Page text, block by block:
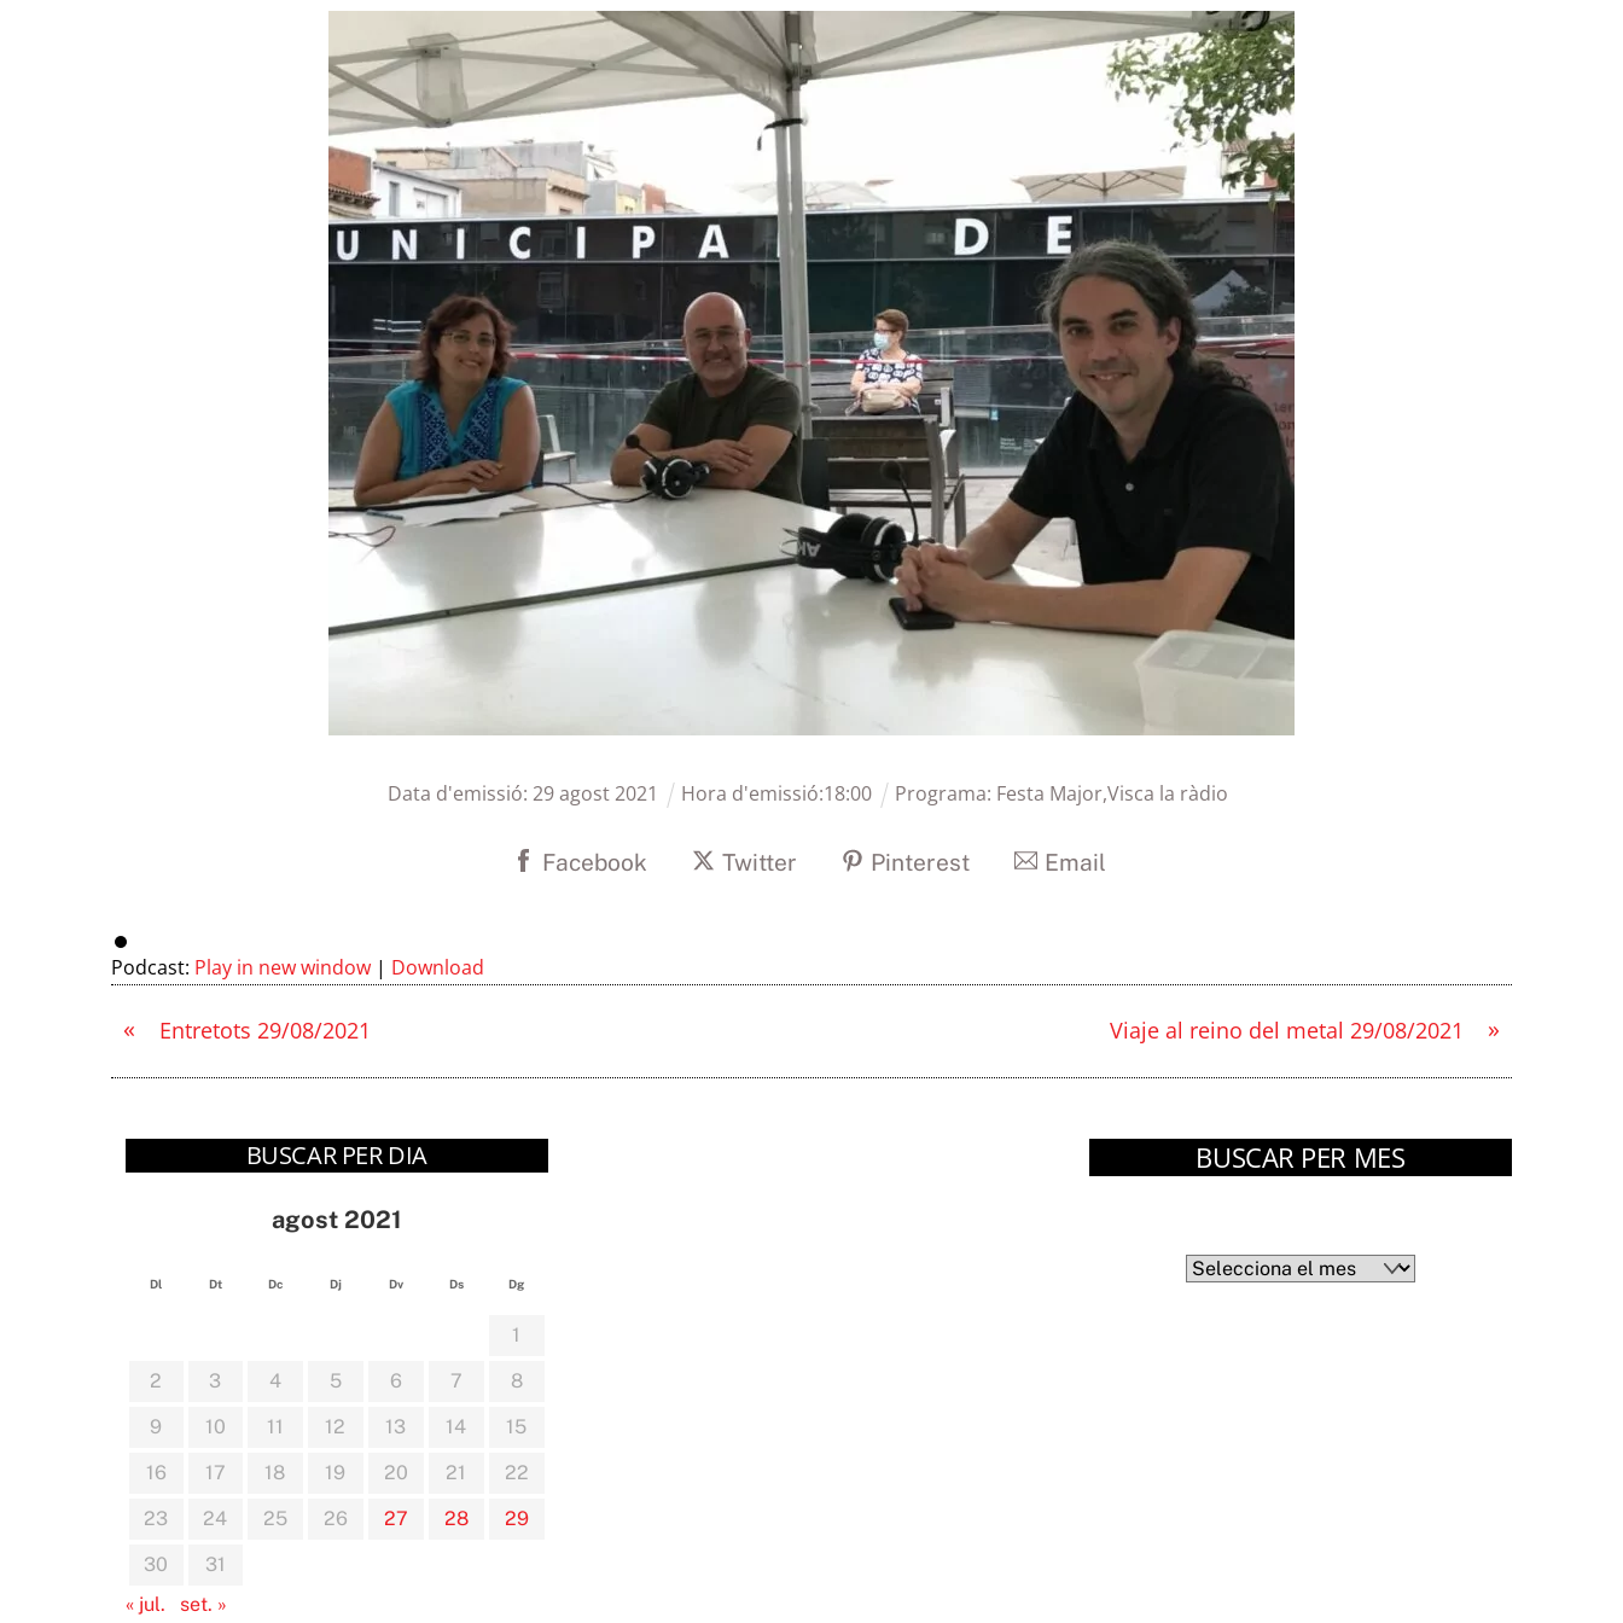
Data d'emissió:29agost2021 Hora d'emissió:18:00 Programa: Festa Major,Visca la ràdio
Facebook Twitter Pinterest Email
Podcast: Play in new window | Download
« Entretots 29/08/2021 »
Viaje al reino del metal 29/08/2021
BUSCAR PER DIA
agost 2021
Dl Dt Dc Dj Dv Ds Dg
1
2
3 4 5 6 7
8
9
10 11 12 13 14
15
16
17 18 19 20 21
22
23
24 25 26 27 28
29
30
31
« jul.
set. »
BUSCAR PER MES
Arxius